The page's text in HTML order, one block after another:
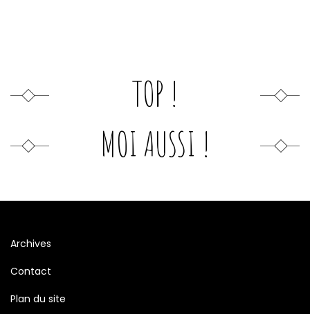
TOP !
MOI AUSSI !
Archives
Contact
Plan du site